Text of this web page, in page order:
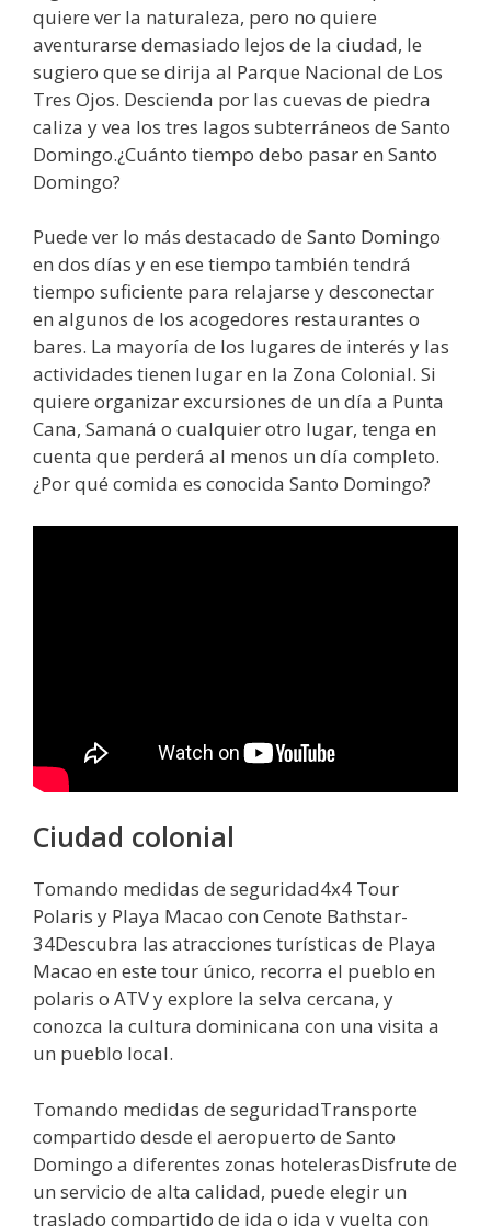
quiere ver la naturaleza, pero no quiere
aventurarse demasiado lejos de la ciudad, le
sugiero que se dirija al Parque Nacional de Los
Tres Ojos. Descienda por las cuevas de piedra
caliza y vea los tres lagos subterráneos de Santo
Domingo.¿Cuánto tiempo debo pasar en Santo
Domingo?
Puede ver lo más destacado de Santo Domingo
en dos días y en ese tiempo también tendrá
tiempo suficiente para relajarse y desconectar
en algunos de los acogedores restaurantes o
bares. La mayoría de los lugares de interés y las
actividades tienen lugar en la Zona Colonial. Si
quiere organizar excursiones de un día a Punta
Cana, Samaná o cualquier otro lugar, tenga en
cuenta que perderá al menos un día completo.
¿Por qué comida es conocida Santo Domingo?
Ciudad colonial
Tomando medidas de seguridad4x4 Tour
Polaris y Playa Macao con Cenote Bathstar-
34Descubra las atracciones turísticas de Playa
Macao en este tour único, recorra el pueblo en
polaris o ATV y explore la selva cercana, y
conozca la cultura dominicana con una visita a
un pueblo local.
Tomando medidas de seguridadTransporte
compartido desde el aeropuerto de Santo
Domingo a diferentes zonas hotelerasDisfrute de
un servicio de alta calidad, puede elegir un
traslado compartido de ida o ida y vuelta con